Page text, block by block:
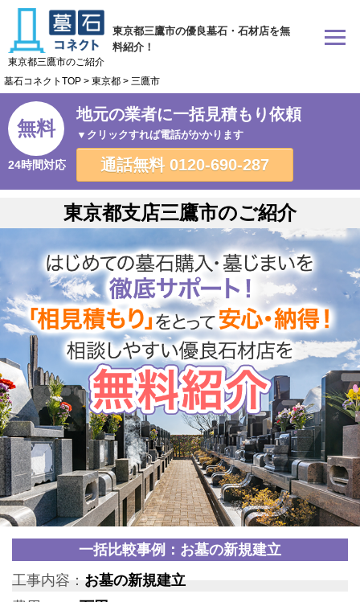
東京都三鷹市の優良墓石・石材店を無
料紹介！
東京都三鷹市のご紹介
墓石コネクトTOP > 東京都 > 三鷹市
無料
24時間対応
地元の業者に一括見積もり依頼
▼クリックすれば電話がかかります
通話無料 0120-690-287
東京都支店三鷹市のご紹介
一括比較事例：お墓の新規建立
工事内容： お墓の新規建立